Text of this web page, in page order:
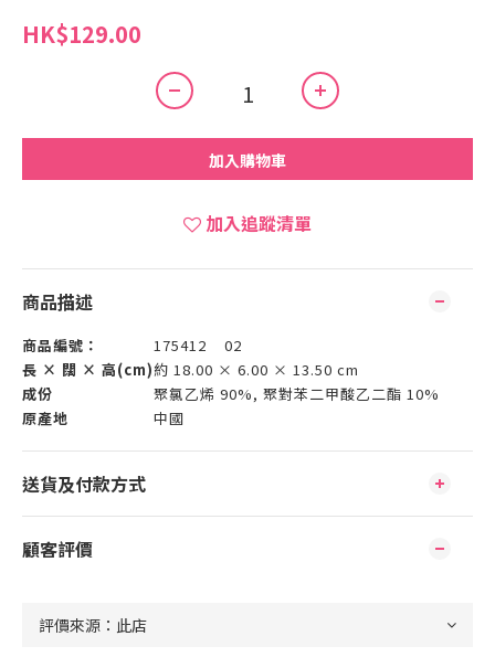
HK$129.00
加入購物車
加入追蹤清單
商品描述
商品編號：
175412 02
長 × 闊 × 高(cm)約 18.00 × 6.00 × 13.50 cm
成份
聚氯乙烯 90%, 聚對苯二甲酸乙二酯 10%
原產地
中國
送貨及付款方式
顧客評價